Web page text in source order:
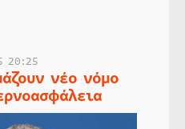
20:25
νέο νόμο